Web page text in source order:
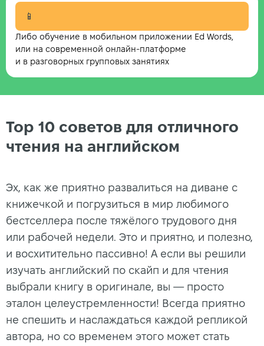
📱
Либо обучение в мобильном приложении Ed Words,
или на современной онлайн-платформе
и в разговорных групповых занятиях
Top 10 советов для отличного
чтения на английском
Эх, как же приятно развалиться на диване с
книжечкой и погрузиться в мир любимого
бестселлера после тяжёлого трудового дня
или рабочей недели. Это и приятно, и полезно,
и восхитительно пассивно! А если вы решили
изучать английский по скайп и для чтения
выбрали книгу в оригинале, вы — просто
эталон целеустремленности! Всегда приятно
не спешить и наслаждаться каждой репликой
автора, но со временем этого может стать